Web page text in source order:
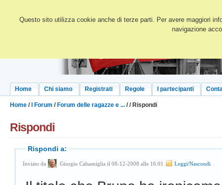
Questo sito utilizza cookie anche di terze parti. Per avere maggiori
navigazione
Home Chi siamo Registrati Regole I partecipanti
Home / I Forum / Forum delle ragazze e ... // Rispondi
Rispondi
Rispondi a:
Inviato da Giorgio Calsamiglia il 08-12-2008 alle 16:01 Leggi/Nascondi